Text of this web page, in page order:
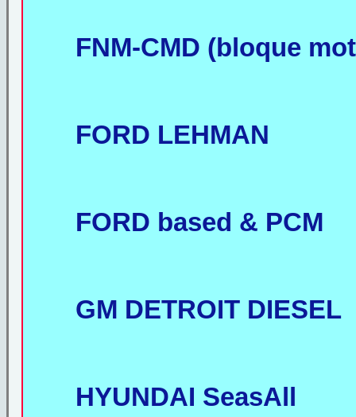
FNM-CMD (bloque
FORD LEHMAN
FORD based & PCM
GM DETROIT DIESEL
HYUNDAI SeasAll